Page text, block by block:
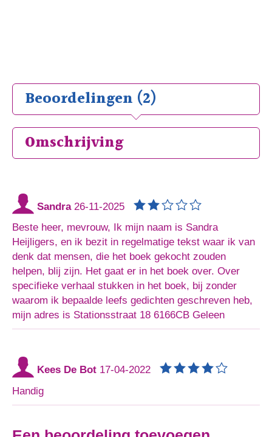
Beoordelingen (2)
Omschrijving
Sandra 26-11-2025
Beste heer, mevrouw, Ik mijn naam is Sandra
Heijligers, en ik bezit in regelmatige tekst waar ik van
denk dat mensen, die het boek gekocht zouden
helpen, blij zijn. Het gaat er in het boek over. Over
specifieke verhaal stukken in het boek, bij zonder
waarom ik bepaalde leefs gedichten geschreven heb,
mijn adres is Stationsstraat 18 6166CB Geleen
Kees De Bot 17-04-2022
Handig